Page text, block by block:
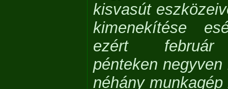
kisvasút
kimenekítése
ezért február
pénteken
néhány